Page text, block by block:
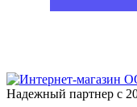
Надежный партнер с